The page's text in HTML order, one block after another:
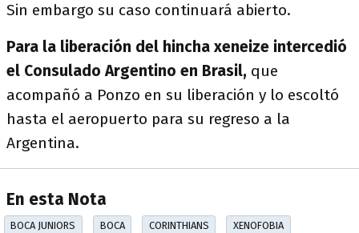
Sin embargo su caso continuará abierto.
Para la liberación del hincha xeneize intercedió
el Consulado Argentino en Brasil, que
acompañó a Ponzo en su liberación y lo escoltó
hasta el aeropuerto para su regreso a la
Argentina.
En esta Nota
BOCA JUNIORS BOCA CORINTHIANS XENOFOBIA